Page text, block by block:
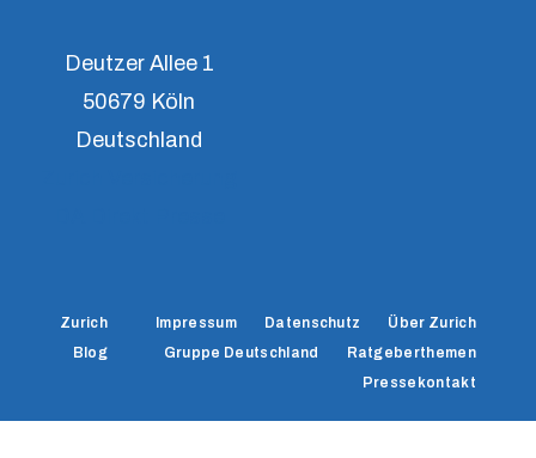
Deutzer Allee 1
50679 Köln
Deutschland